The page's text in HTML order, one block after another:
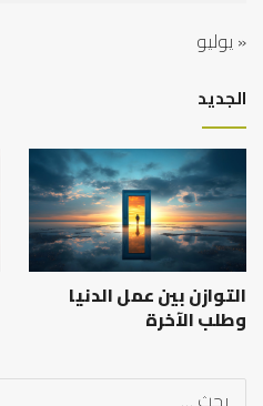
« يوليو
الجديد
التوازن بين عمل الدنيا
وطلب الآخرة